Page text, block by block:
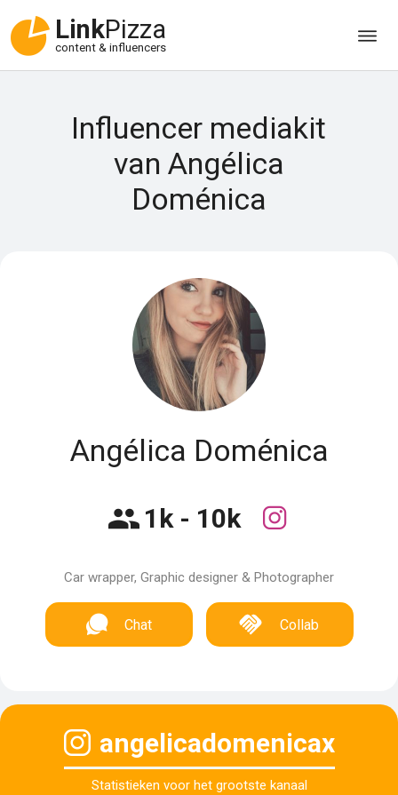
LinkPizza
content & influencers
Influencer mediakit
van Angélica
Doménica
Angélica Doménica
1k - 10k
Car wrapper, Graphic designer & Photographer
Chat Collab
angelicadomenicax
Statistieken voor het grootste kanaal